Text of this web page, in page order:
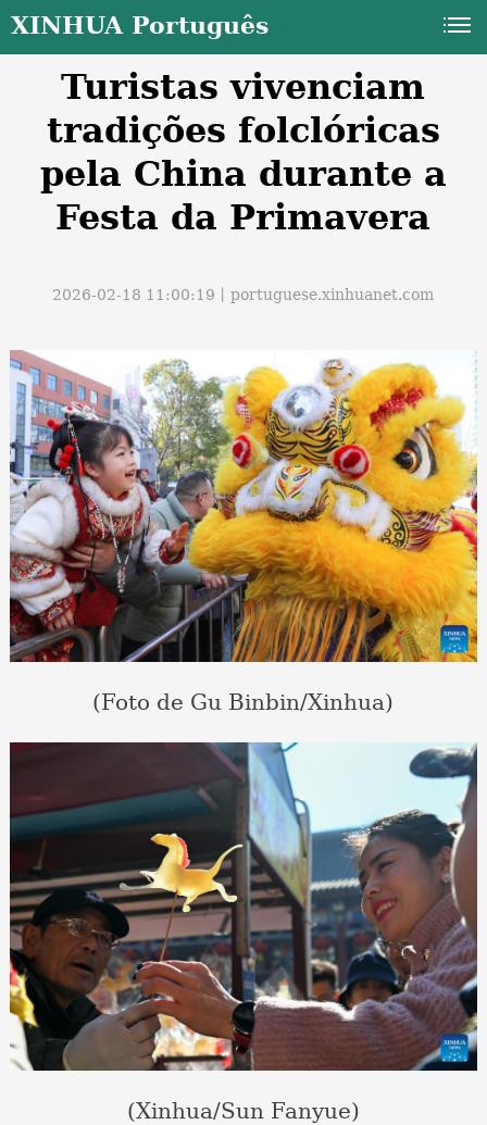
XINHUA Português
Turistas vivenciam
tradições folclóricas
pela China durante a
Festa da Primavera
2026-02-18 11:00:19丨portuguese.xinhuanet.com
(Foto de Gu Binbin/Xinhua)
(Xinhua/Sun Fanyue)